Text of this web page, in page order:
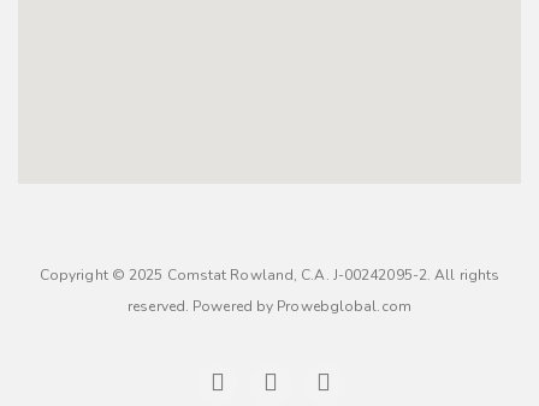
Copyright © 2025 Comstat Rowland, C.A. J-00242095-2. All rights
reserved. Powered by Prowebglobal.com